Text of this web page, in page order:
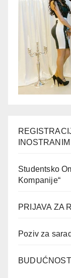
Studentsko
Kompanije“
PRIJAVA ZA
Poziv za